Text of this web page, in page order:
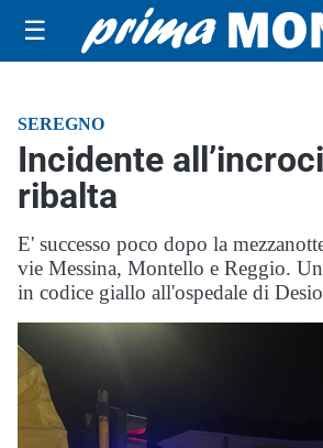
☰
SEREGNO
Incidente
ribalta
E' successo poco dopo la
vie Messina, Montello e Reggio.
in codice giallo all'ospedale di Desio